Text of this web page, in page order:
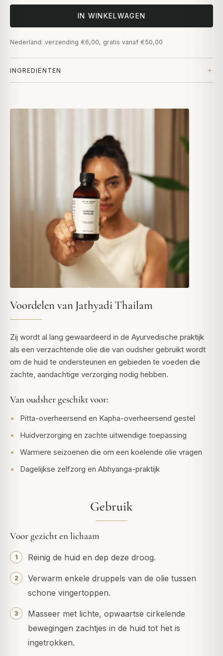
IN WINKELWAGEN
Nederland: verzending €6,00, gratis vanaf €50,00
INGREDIËNTEN
Voordelen van Jathyadi Thailam
Zij wordt al lang gewaardeerd in de Ayurvedische praktijk
als een verzachtende olie die van oudsher gebruikt wordt
om de huid te ondersteunen en gebieden te voeden die
zachte, aandachtige verzorging nodig hebben.
Van oudsher geschikt voor:
Pitta-overheersend en Kapha-overheersend gestel
Huidverzorging en zachte uitwendige toepassing
Warmere seizoenen die om een koelende olie vragen
Dagelijkse zelfzorg en Abhyanga-praktijk
Gebruik
Voor gezicht en lichaam
Reinig de huid en dep deze droog.
Verwarm enkele druppels van de olie tussen
schone vingertoppen.
Masseer met lichte, opwaartse cirkelende
bewegingen zachtjes in de huid tot het is
ingetrokken.